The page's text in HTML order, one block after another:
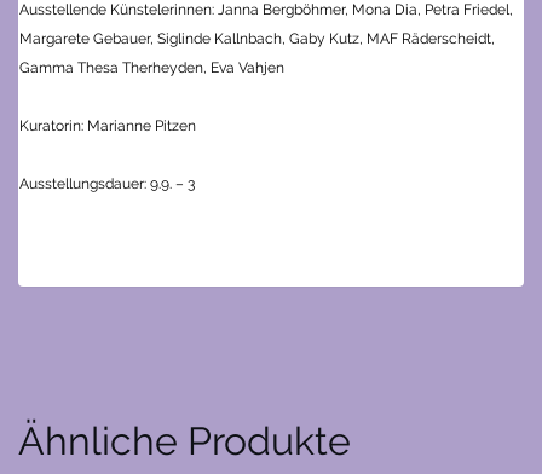
Ausstellende Künstelerinnen: Janna Bergböhmer, Mona Dia, Petra Friedel,
Margarete Gebauer, Siglinde Kallnbach, Gaby Kutz, MAF Räderscheidt,
Gamma Thesa Therheyden, Eva Vahjen
Kuratorin: Marianne Pitzen
Ausstellungsdauer: 9.9. – 3
Ähnliche Produkte